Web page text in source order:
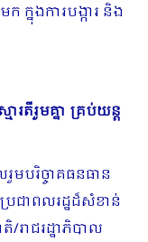
ក្នុងការបង្ការ និង
រតីរួមគ្នា គ្រប់យន្ត
រិច្ចាគធនធាន
ជាពលរដ្ឋដ៏សំខាន់
រាជរដ្ឋាភិបាល